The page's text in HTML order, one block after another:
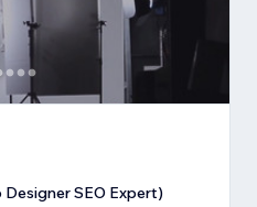
SEO Expert)